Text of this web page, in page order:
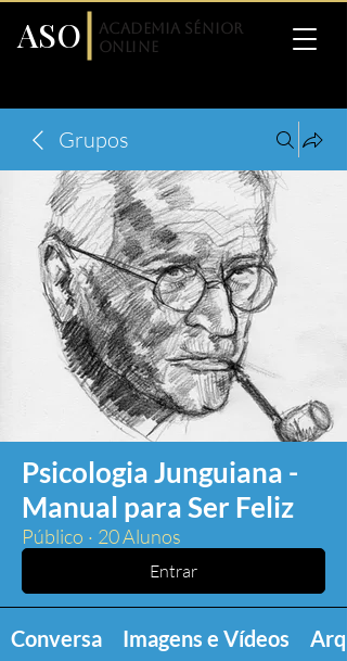
ASO
Academia Sénior
Online
Grupos
Psicologia Junguiana -
Manual para Ser Feliz
Público · 20 Alunos
Entrar
Conversa Imagens e Vídeos